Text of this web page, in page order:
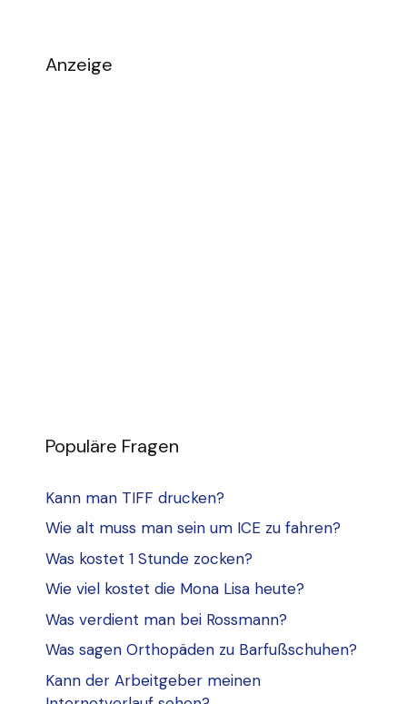
Anzeige
Populäre Fragen
Kann man TIFF drucken?
Wie alt muss man sein um ICE zu fahren?
Was kostet 1 Stunde zocken?
Wie viel kostet die Mona Lisa heute?
Was verdient man bei Rossmann?
Was sagen Orthopäden zu Barfußschuhen?
Kann der Arbeitgeber meinen